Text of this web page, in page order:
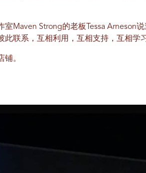
Maven Strong的老板Tessa Arneson
联系，互相利用，互相支持，互相学
。